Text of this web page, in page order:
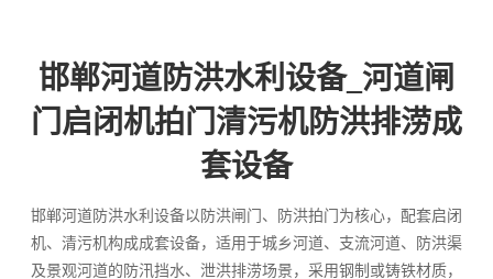
邯郸河道防洪水利设备_河道闸
门启闭机拍门清污机防洪排涝成
套设备
邯郸河道防洪水利设备以防洪闸门、防洪拍门为核心，配套启闭
机、清污机构成成套设备，适用于城乡河道、支流河道、防洪渠
及景观河道的防汛挡水、泄洪排涝场景，采用钢制或铸铁材质，